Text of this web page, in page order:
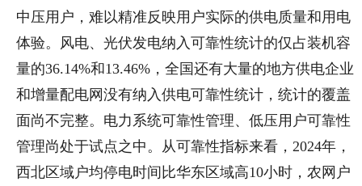
中压用户，难以精准反映用户实际的供电质量和用电
体验。风电、光伏发电纳入可靠性统计的仅占装机容
量的36.14%和13.46%，全国还有大量的地方供电企业
和增量配电网没有纳入供电可靠性统计，统计的覆盖
面尚不完整。电力系统可靠性管理、低压用户可靠性
管理尚处于试点之中。从可靠性指标来看，2024年，
西北区域户均停电时间比华东区域高10小时，农网户